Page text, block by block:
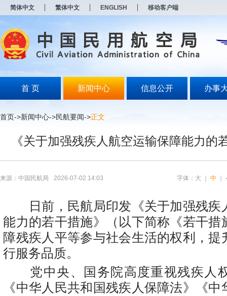
简体中文 繁体中文 ENGLISH 移动客户端
首 页 新闻中心 信息公开 办事
首页->新闻中心->民航要闻->正文
《关于加强残疾人航空运输保障能力的
来源：中国民航局 2026-07-02 14:03 字体： 大 中
日前，民航局印发《关于加强残疾
能力的若干措施》（以下简称《若干措
障残疾人平等参与社会生活的权利，提
行服务品质。
党中央、国务院高度重视残疾人
《中华人民共和国残疾人保障法》《
打
开
无
障
说
按
Alt
开